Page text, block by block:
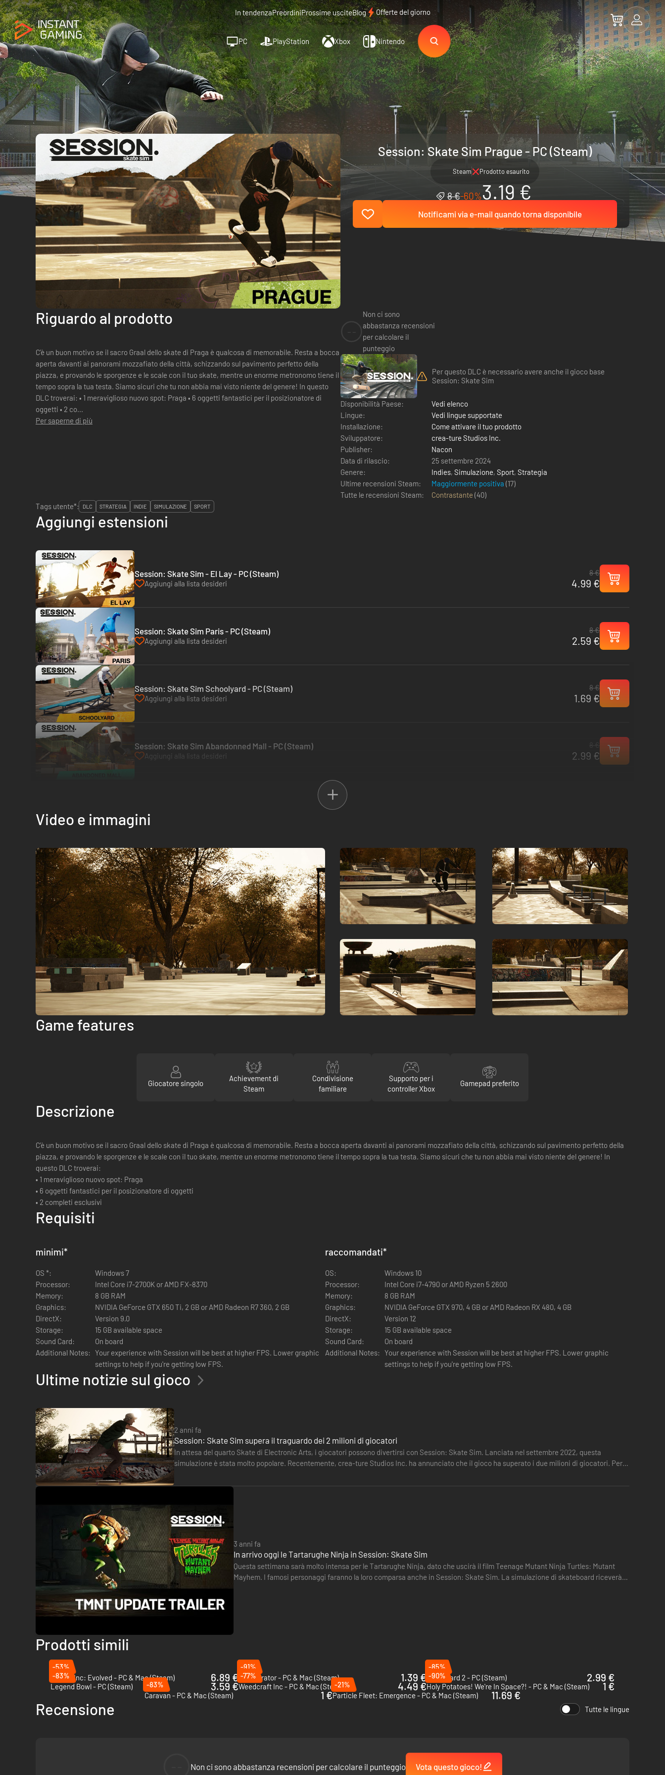
In tendenzaPreordiniProssime usciteBlog Offerte del giorno
PC PlayStation Xbox Nintendo
Session: Skate Sim Prague - PC (Steam)
Steam Prodotto esaurito
8 €-60%3.19 €
Notificami via e-mail quando torna disponibile
Riguardo al prodotto
C'è un buon motivo se il sacro Graal dello skate di Praga è qualcosa di memorabile. Resta a bocca
aperta davanti ai panorami mozzafiato della città, schizzando sul pavimento perfetto della
piazza, e provando le sporgenze e le scale con il tuo skate, mentre un enorme metronomo tiene il
tempo sopra la tua testa. Siamo sicuri che tu non abbia mai visto niente del genere! In questo
DLC troverai: • 1 meraviglioso nuovo spot: Praga • 6 oggetti fantastici per il posizionatore di
oggetti • 2 co...
Per saperne di più
Non ci sono
abbastanza recensioni
per calcolare il
punteggio
Per questo DLC è necessario avere anche il gioco base
Session: Skate Sim
Disponibilità Paese:
Vedi elenco
Lingue:
Vedi lingue supportate
Installazione:
Come attivare il tuo prodotto
Sviluppatore:
crea-ture Studios Inc.
Publisher:
Nacon
Data di rilascio:
25 settembre 2024
Genere:
Indies, Simulazione, Sport, Strategia
Ultime recensioni Steam:
Maggiormente positiva (17)
Tutte le recensioni Steam:
Contrastante (40)
Tags utente*:
DLC STRATEGIA INDIE SIMULAZIONE SPORT
Aggiungi estensioni
Session: Skate Sim - El Lay - PC (Steam)
Aggiungi alla lista desideri
8 €
4.99 €
Session: Skate Sim Paris - PC (Steam)
Aggiungi alla lista desideri
8 €
2.59 €
Session: Skate Sim Schoolyard - PC (Steam)
Aggiungi alla lista desideri
8 €
1.69 €
Session: Skate Sim Abandonned Mall - PC (Steam)
Aggiungi alla lista desideri 2.99 €
Video e immagini
Game features
Giocatore singolo
Achievement di
Steam
Condivisione
familiare
Supporto per i
controller Xbox
Gamepad preferito
Descrizione
C'è un buon motivo se il sacro Graal dello skate di Praga è qualcosa di memorabile. Resta a bocca aperta davanti ai panorami mozzafiato della città, schizzando sul pavimento perfetto della
piazza, e provando le sporgenze e le scale con il tuo skate, mentre un enorme metronomo tiene il tempo sopra la tua testa. Siamo sicuri che tu non abbia mai visto niente del genere! In
questo DLC troverai:
• 1 meraviglioso nuovo spot: Praga
• 6 oggetti fantastici per il posizionatore di oggetti
• 2 completi esclusivi
Requisiti
minimi*
OS *:
Windows 7
Processor:
Intel Core i7-2700K or AMD FX-8370
Memory:
8 GB RAM
Graphics:
NVIDIA GeForce GTX 650 Ti, 2 GB or AMD Radeon R7 360, 2 GB
DirectX:
Version 9.0
Storage:
15 GB available space
Sound Card:
On board
Additional Notes: Your experience with Session will be best at higher FPS. Lower graphic
settings to help if you're getting low FPS.
raccomandati*
OS:
Windows 10
Processor:
Intel Core i7-4790 or AMD Ryzen 5 2600
Memory:
8 GB RAM
Graphics:
NVIDIA GeForce GTX 970, 4 GB or AMD Radeon RX 480, 4 GB
DirectX:
Version 12
Storage:
15 GB available space
Sound Card:
On board
Additional Notes: Your experience with Session will be best at higher FPS. Lower graphic
settings to help if you're getting low FPS.
Ultime notizie sul gioco
2 anni fa
Session: Skate Sim supera il traguardo dei 2 milioni di giocatori
In attesa del quarto Skate di Electronic Arts, i giocatori possono divertirsi con Session: Skate Sim. Lanciata nel settembre 2022, questa
simulazione è stata molto popolare. Recentemente, crea-ture Studios Inc. ha annunciato che il gioco ha superato i due milioni di giocatori. Per
3 anni fa
In arrivo oggi le Tartarughe Ninja in Session: Skate Sim
Questa settimana sarà molto intensa per le Tartarughe Ninja, dato che uscirà il film Teenage Mutant Ninja Turtles: Mutant
Mayhem. I famosi personaggi faranno la loro comparsa anche in Session: Skate Sim. La simulazione di skateboard riceverà
Prodotti simili
-53%
Plague Inc: Evolved - PC & Mac (Steam)
6.89 €
-91%
911 Operator - PC & Mac (Steam)
1.39 €
-85%
Party Hard 2 - PC (Steam)
2.99 €
-83%
Legend Bowl - PC (Steam)
3.59 €
-77%
Weedcraft Inc - PC & Mac (Steam)
4.49 €
-90%
Holy Potatoes! We're In Space?! - PC & Mac (Steam)
1 €
-83%
Caravan - PC & Mac (Steam)
1 €
-21%
Particle Fleet: Emergence - PC & Mac (Steam)
11.69 €
Recensione Tutte le lingue
Non ci sono abbastanza recensioni per calcolare il punteggio Vota questo gioco!